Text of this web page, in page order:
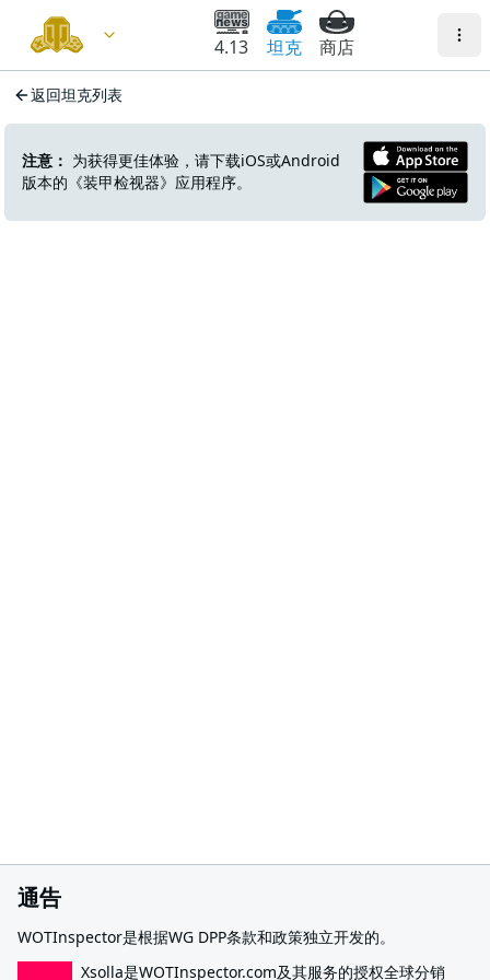
4.13 坦克 商店
返回坦克列表
注意： 为获得更佳体验，请下载iOS或Android
版本的《装甲检视器》应用程序。
通告
WOTInspector是根据WG DPP条款和政策独立开发的。
Xsolla是WOTInspector.com及其服务的授权全球分销